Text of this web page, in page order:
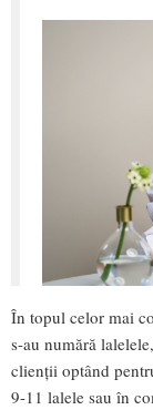
În topul celor mai
s-au numără
clienții optând
9-11 lalele sau în